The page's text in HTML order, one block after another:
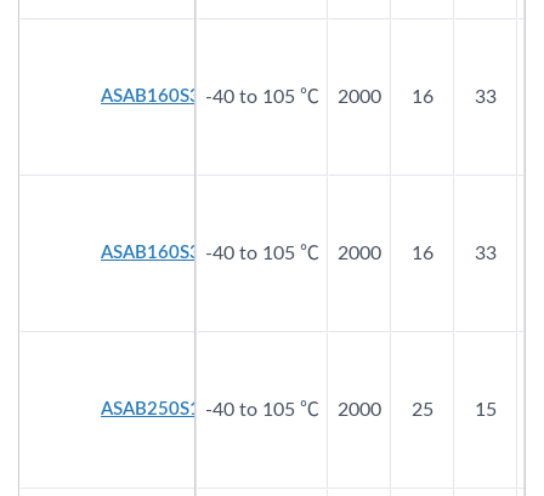
-40 to 105 ℃ 2000 16 33
-40 to 105 ℃ 2000 16 33
-40 to 105 ℃ 2000 25 15
ASAB160S330E60
ASAB160S330E90
ASAB250S150E40